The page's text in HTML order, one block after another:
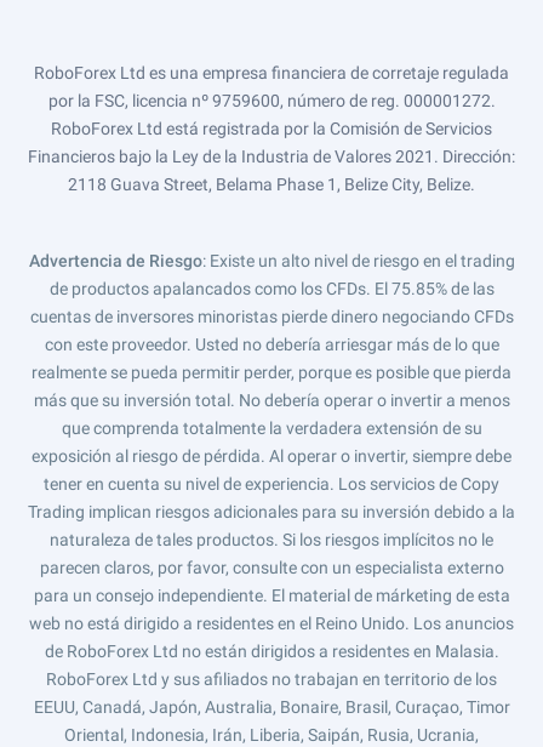
RoboForex Ltd es una empresa financiera de corretaje regulada
por la FSC, licencia nº 9759600, número de reg. 000001272.
RoboForex Ltd está registrada por la Comisión de Servicios
Financieros bajo la Ley de la Industria de Valores 2021. Dirección:
2118 Guava Street, Belama Phase 1, Belize City, Belize.
Advertencia de Riesgo: Existe un alto nivel de riesgo en el trading
de productos apalancados como los CFDs. El 75.85% de las
cuentas de inversores minoristas pierde dinero negociando CFDs
con este proveedor. Usted no debería arriesgar más de lo que
realmente se pueda permitir perder, porque es posible que pierda
más que su inversión total. No debería operar o invertir a menos
que comprenda totalmente la verdadera extensión de su
exposición al riesgo de pérdida. Al operar o invertir, siempre debe
tener en cuenta su nivel de experiencia. Los servicios de Copy
Trading implican riesgos adicionales para su inversión debido a la
naturaleza de tales productos. Si los riesgos implícitos no le
parecen claros, por favor, consulte con un especialista externo
para un consejo independiente. El material de márketing de esta
web no está dirigido a residentes en el Reino Unido. Los anuncios
de RoboForex Ltd no están dirigidos a residentes en Malasia.
RoboForex Ltd y sus afiliados no trabajan en territorio de los
EEUU, Canadá, Japón, Australia, Bonaire, Brasil, Curaçao, Timor
Oriental, Indonesia, Irán, Liberia, Saipán, Rusia, Ucrania,